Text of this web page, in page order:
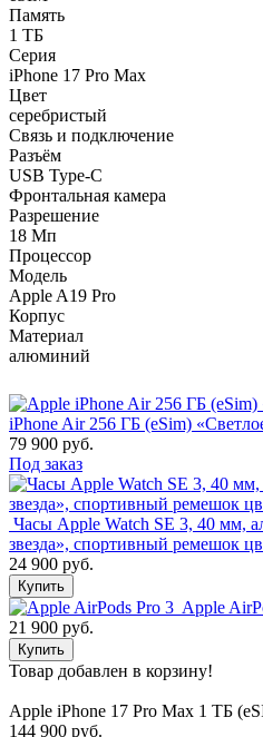
Память
1 ТБ
Серия
iPhone 17 Pro Max
Цвет
серебристый
Связь и подключение
Разъём
USB Type-C
Фронтальная камера
Разрешение
18 Мп
Процессор
Модель
Apple A19 Pro
Корпус
Материал
алюминий
iPhone Air 256 ГБ (eSim)
79 900 руб.
Под заказ
Часы Apple Watch SE 3, 40 мм,
звезда», спортивный ремешок
24 900 руб.
Купить
Apple
21 900 руб.
Купить
Товар добавлен в корзину!
Apple iPhone 17 Pro Max 1 ТБ
144 900 руб.